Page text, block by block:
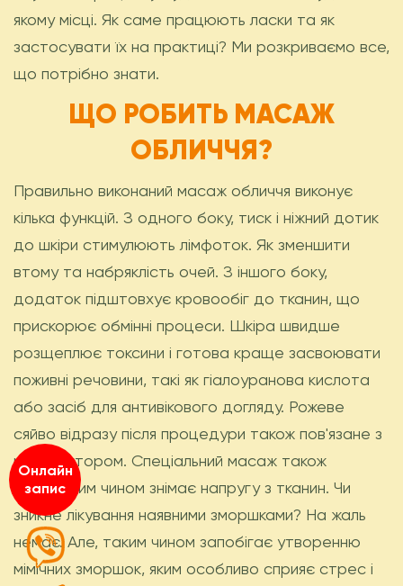
якому місці. Як саме працюють ласки та як
застосувати їх на практиці? Ми розкриваємо все,
що потрібно знати.
ЩО РОБИТЬ МАСАЖ
ОБЛИЧЧЯ?
Правильно виконаний масаж обличчя виконує
кілька функцій. З одного боку, тиск і ніжний дотик
до шкіри стимулюють лімфоток. Як зменшити
втому та набряклість очей. З іншого боку,
додаток підштовхує кровообіг до тканин, що
прискорює обмінні процеси. Шкіра швидше
розщеплює токсини і готова краще засвоювати
поживні речовини, такі як гіалоуранова кислота
або засіб для антивікового догляду. Рожеве
сяйво відразу після процедури також пов'язане з
цим фактором. Спеціальний масаж також
природним чином знімає напругу з тканин. Чи
зникне лікування наявними зморшками? На жаль
немає. Але, таким чином запобігає утворенню
мімічних зморшок, яким особливо сприяє стрес і
Онлайн
запис